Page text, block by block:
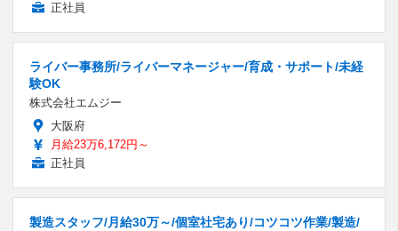
正社員
ライバー事務所/ライバーマネージャー/育成・サポート/未経
験OK
株式会社エムジー
大阪府
月給23万6,172円～
正社員
製造スタッフ/月給30万～/個室社宅あり/コツコツ作業/製造/